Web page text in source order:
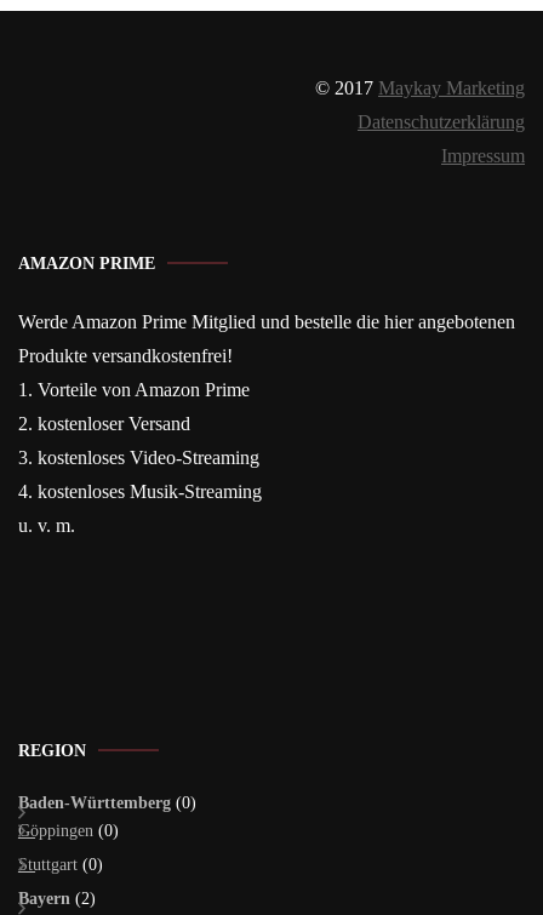
© 2017 Maykay Marketing
Datenschutzerklärung
Impressum
AMAZON PRIME
Werde Amazon Prime Mitglied und bestelle die hier angebotenen
Produkte versandkostenfrei!
1. Vorteile von Amazon Prime
2. kostenloser Versand
3. kostenloses Video-Streaming
4. kostenloses Musik-Streaming
u. v. m.
REGION
Baden-Württemberg (0)
Göppingen (0)
Stuttgart (0)
Bayern (2)